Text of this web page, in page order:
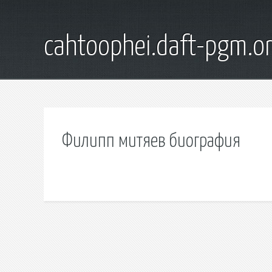
cahtoophei.daft-
Филипп митяев биография